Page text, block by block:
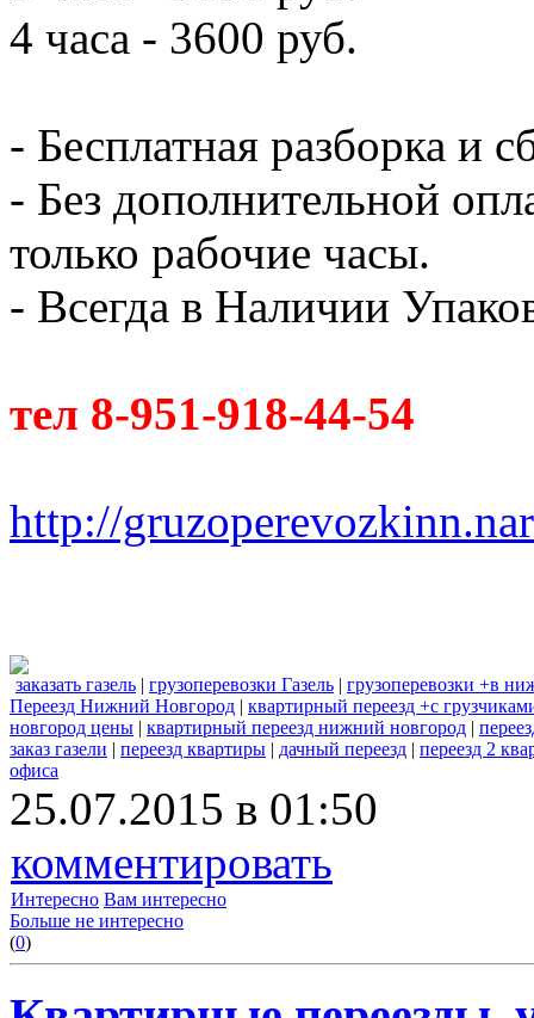
4 часа - 3600 руб.
- Бесплатная разборка и
- Без дополнительной
только рабочие часы.
- Всегда в Наличии
тел 8-951-918-44-54
http://
заказать газель | грузоперевозки Газель | грузоперевозки +в
Переезд Нижний Новгород | квартирный переезд +с
новгород цены | квартирный переезд нижний новгород |
заказ газели | переезд квартиры | дачный переезд | переезд 2
офиса
25.07.2015 в 01:50
комментировать
Интересно Вам интересно
Больше не интересно
(0)